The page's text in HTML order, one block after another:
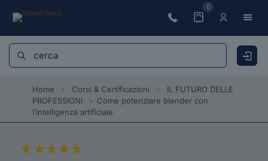
0
Home > Corsi & Certificazioni >
IL FUTURO DELLE
PROFESSIONI
> Come potenziare blender con
l’intelligenza artificiale